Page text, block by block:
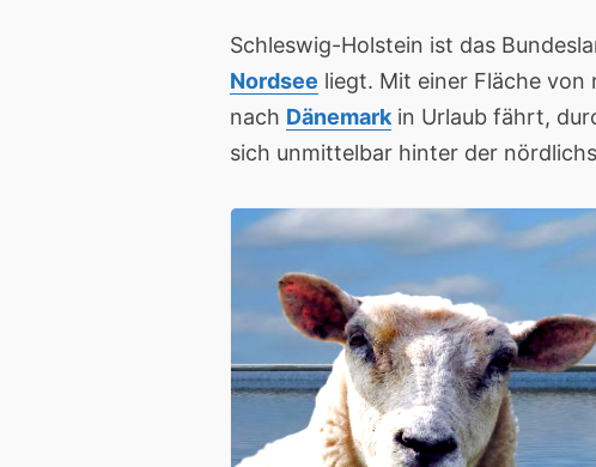
Schleswig-Holstein ist das
Nordsee liegt. Mit einer Fläche von
nach Dänemark in Urlaub fährt,
sich unmittelbar hinter der